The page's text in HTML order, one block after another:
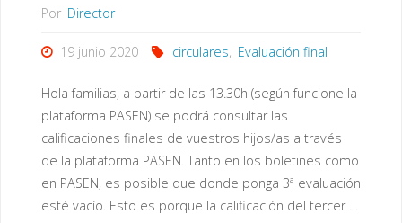
Por Director
19 junio 2020 circulares, Evaluación final
Hola familias, a partir de las 13.30h (según funcione la
plataforma PASEN) se podrá consultar las
calificaciones finales de vuestros hijos/as a través
de la plataforma PASEN. Tanto en los boletines como
en PASEN, es posible que donde ponga 3ª evaluación
esté vacío. Esto es porque la calificación del tercer …